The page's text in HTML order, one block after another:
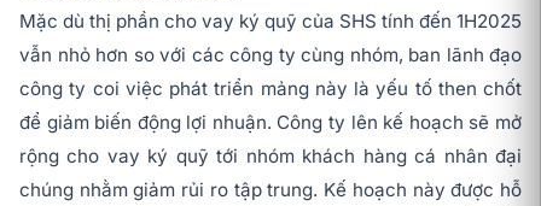
Mặc dù thị phần cho vay ký quỹ của SHS tính đến 1H2025
vẫn nhỏ hơn so với các công ty cùng nhóm, ban lãnh đạo
công ty coi việc phát triển mảng này là yếu tố then chốt
để giảm biến động lợi nhuận. Công ty lên kế hoạch sẽ mở
rộng cho vay ký quỹ tới nhóm khách hàng cá nhân đại
chúng nhằm giảm rủi ro tập trung. Kế hoạch này được hỗ